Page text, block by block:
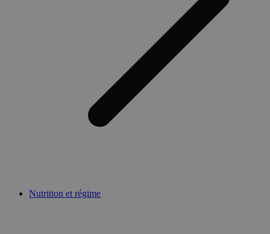
Nutrition et régime